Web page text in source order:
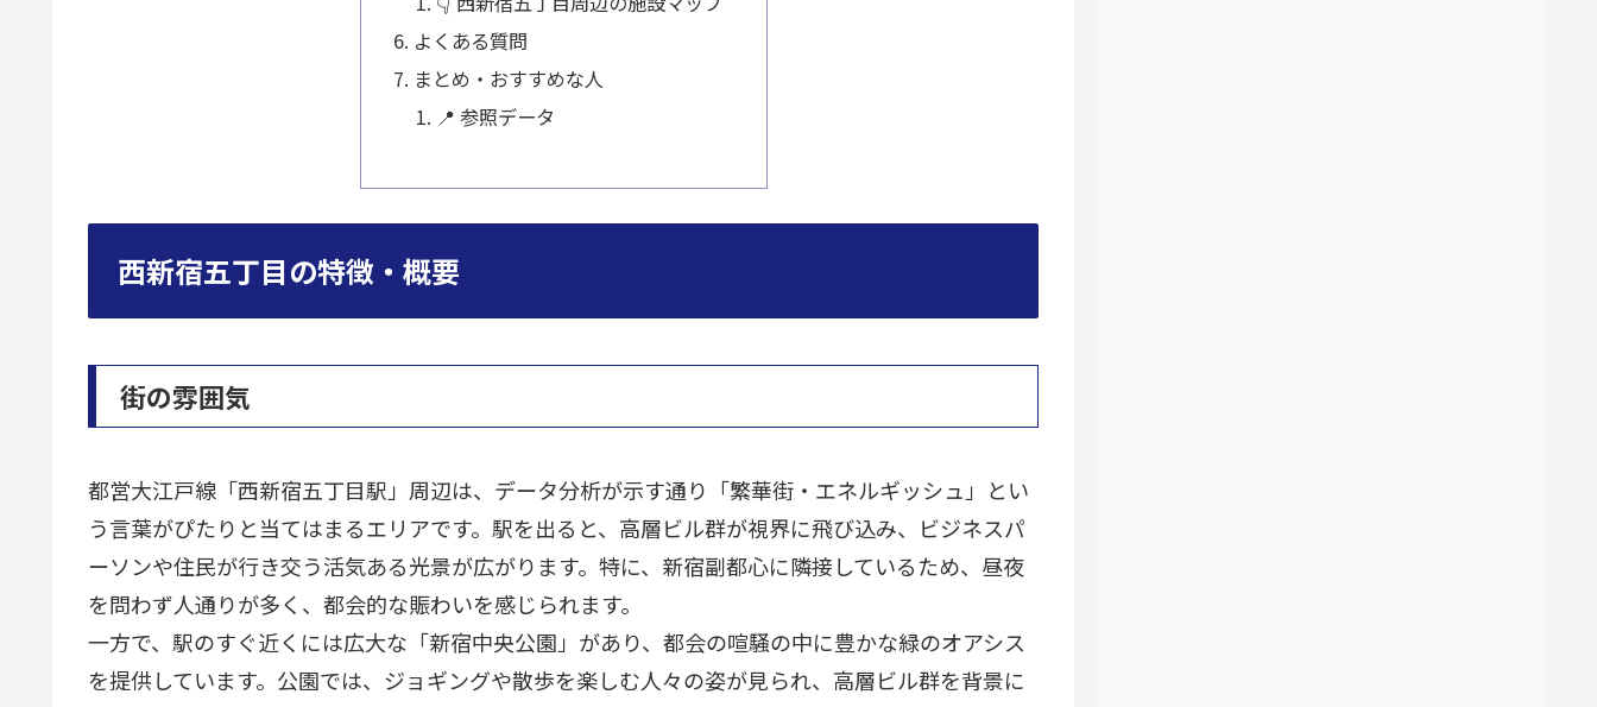
よくある質問
まとめ・おすすめな人
📍 参照データ
西新宿五丁目の特徴・概要
街の雰囲気
都営大江戸線「西新宿五丁目駅」周辺は、データ分析が示す通り「繁華街・エネルギッシュ」とい
う言葉がぴたりと当てはまるエリアです。駅を出ると、高層ビル群が視界に飛び込み、ビジネスパ
ーソンや住民が行き交う活気ある光景が広がります。特に、新宿副都心に隣接しているため、昼夜
を問わず人通りが多く、都会的な賑わいを感じられます。
一方で、駅のすぐ近くには広大な「新宿中央公園」があり、都会の喧騒の中に豊かな緑のオアシス
を提供しています。公園では、ジョギングや散歩を楽しむ人々の姿が見られ、高層ビル群を背景に